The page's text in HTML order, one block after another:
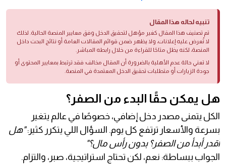
تنبيه لحاله هذا المقال
تم تصنيف هذا المقال كغير مؤهل لتحقيق الدخل وفق معايير المنصة الحالية. لذلك
لا تُعرض عليه إعلانات، ولا يظهر ضمن قوائم المقالات العامة أو نتائج البحث داخل
المنصة، لكنه يظل متاحًا للقراءة من خلال رابطه المباشر.
لا تعني حالة عدم الأهلية بالضرورة أن المقال مخالف؛ فقد ترتبط بمعايير المحتوى أو
جودة الزيارات أو متطلبات تحقيق الدخل المعتمدة في المنصة.
هل يمكن حقًا البدء من الصفر؟
الكل يتمنى مصدر دخل إضافي، خصوصًا في عالم يتغير
بسرعة والأسعار ترتفع كل يوم. السؤال اللي يتكرر كثير:"هل
أقدر أبدأ من الصفر؟ بدون رأس مال؟"
الجواب ببساطة: نعم، لكن تحتاج استراتيجية، صبر، والتزام.